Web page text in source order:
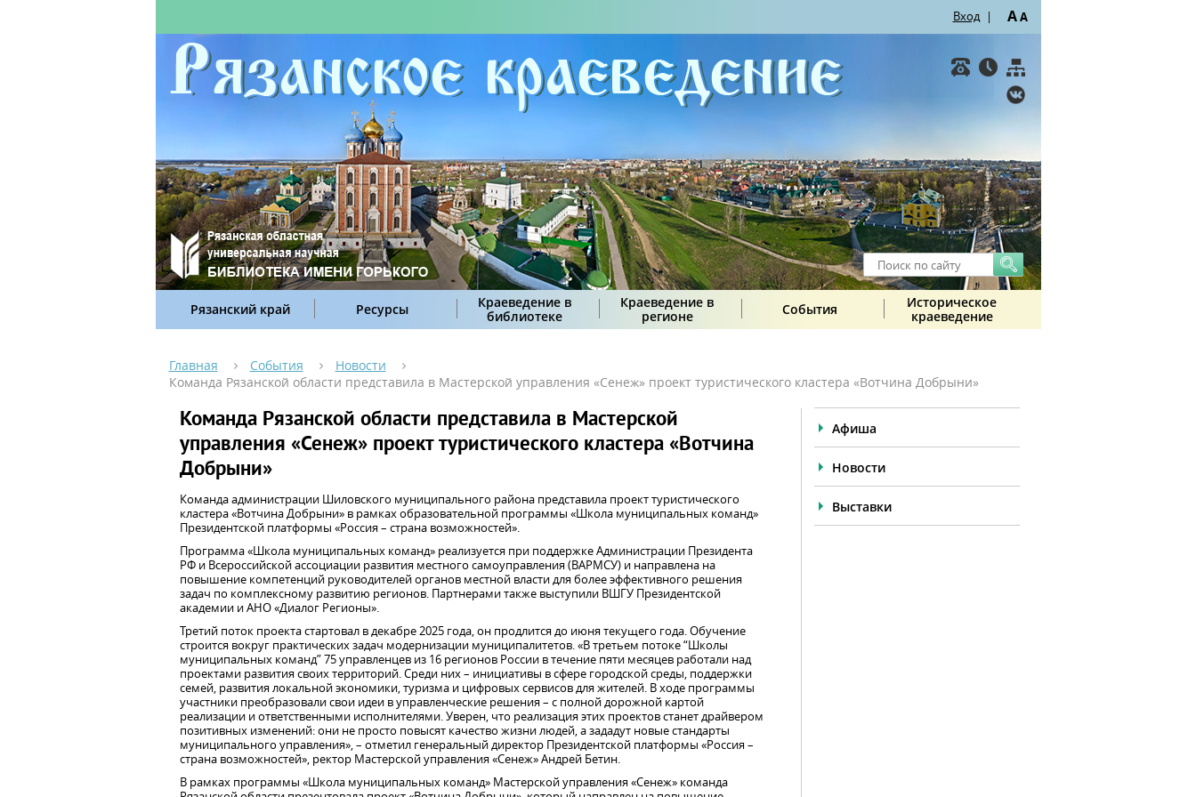
Вход | AA
Рязанский край Ресурсы
Краеведение в
библиотеке
Краеведение в
регионе
События
Историческое
краеведение
Главная События
Новости
Команда Рязанской области представила в Мастерской управления «Сенеж» проект туристического кластера «Вотчина Добрыни»
Команда Рязанской области представила в Мастерской
управления «Сенеж» проект туристического кластера «Вотчина
Добрыни»
Команда администрации Шиловского муниципального района представила проект туристического
кластера «Вотчина Добрыни» в рамках образовательной программы «Школа муниципальных команд»
Президентской платформы «Россия – страна возможностей».
Программа «Школа муниципальных команд» реализуется при поддержке Администрации Президента
РФ и Всероссийской ассоциации развития местного самоуправления (ВАРМСУ) и направлена на
повышение компетенций руководителей органов местной власти для более эффективного решения
задач по комплексному развитию регионов. Партнерами также выступили ВШГУ Президентской
академии и АНО «Диалог Регионы».
Третий поток проекта стартовал в декабре 2025 года, он продлится до июня текущего года. Обучение
строится вокруг практических задач модернизации муниципалитетов. «В третьем потоке “Школы
муниципальных команд” 75 управленцев из 16 регионов России в течение пяти месяцев работали над
проектами развития своих территорий. Среди них – инициативы в сфере городской среды, поддержки
семей, развития локальной экономики, туризма и цифровых сервисов для жителей. В ходе программы
участники преобразовали свои идеи в управленческие решения – с полной дорожной картой
реализации и ответственными исполнителями. Уверен, что реализация этих проектов станет драйвером
позитивных изменений: они не просто повысят качество жизни людей, а зададут новые стандарты
муниципального управления», – отметил генеральный директор Президентской платформы «Россия –
страна возможностей», ректор Мастерской управления «Сенеж» Андрей Бетин.
В рамках программы «Школа муниципальных команд» Мастерской управления «Сенеж» команда
Афиша
Новости
Выставки